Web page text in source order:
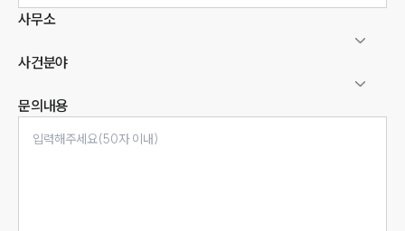
사무소
사건분야
문의내용